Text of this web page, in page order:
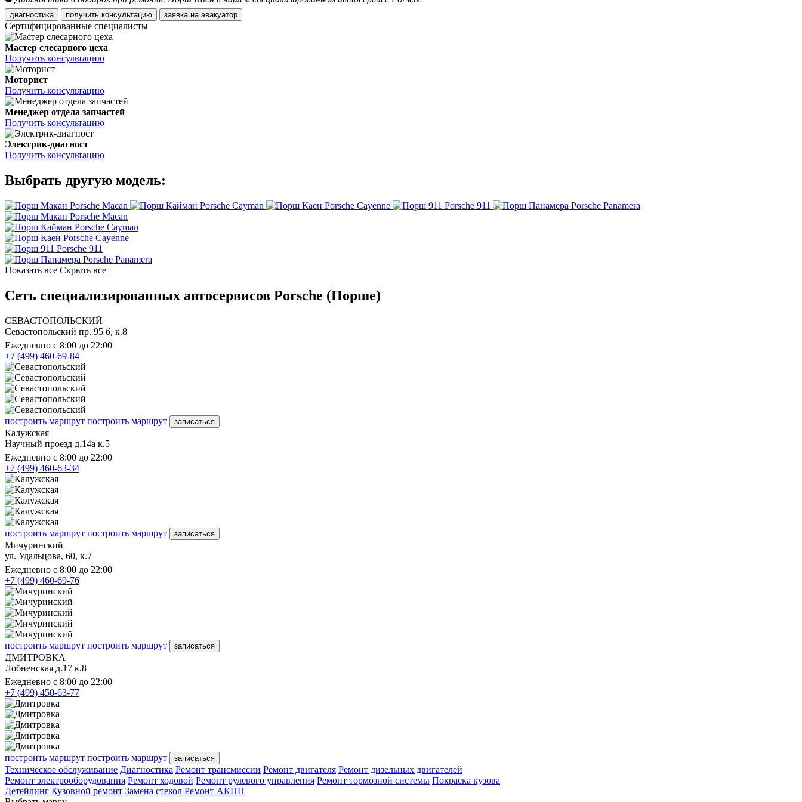
диагностика получить консультацию заявка на эвакуатор
Сертифицированные специалисты
Мастер слесарного цеха
Получить консультацию
Моторист
Получить консультацию
Менеджер отдела запчастей
Получить консультацию
Электрик-диагност
Получить консультацию
Выбрать другую модель:
Porsche Macan Porsche Cayman Porsche Cayenne Porsche 911
Porsche Panamera
Porsche Macan
Porsche Cayman
Porsche Cayenne
Porsche 911
Porsche Panamera
Показать все Скрыть все
Сеть специализированных автосервисов Porsche (Порше)
СЕВАСТОПОЛЬСКИЙ
Севастопольский пр. 95 б, к.8
Ежедневно с 8:00 до 22:00
+7 (499) 460-69-84
построить маршрут построить маршрут записаться
Калужская
Научный проезд д.14а к.5
Ежедневно с 8:00 до 22:00
+7 (499) 460-63-34
построить маршрут построить маршрут записаться
Мичуринский
ул. Удальцова, 60, к.7
Ежедневно с 8:00 до 22:00
+7 (499) 460-69-76
построить маршрут построить маршрут записаться
ДМИТРОВКА
Лобненская д.17 к.8
Ежедневно с 8:00 до 22:00
+7 (499) 450-63-77
построить маршрут построить маршрут записаться
Техническое обслуживание Диагностика Ремонт трансмиссии Ремонт двигателя Ремонт дизельных двигателей
Ремонт электрооборудования Ремонт ходовой Ремонт рулевого управления Ремонт тормозной системы Покраска кузова
Детейлинг Кузовной ремонт Замена стекол Ремонт АКПП